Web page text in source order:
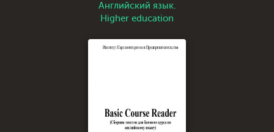
Английский язык.
Higher education